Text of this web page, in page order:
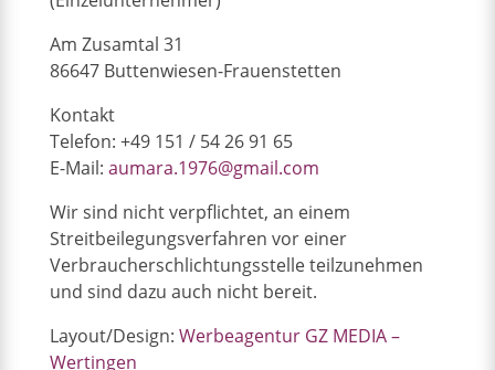
Am Zusamtal 31
86647 Buttenwiesen-Frauenstetten
Kontakt
Telefon: +49 151 / 54 26 91 65
E-Mail: aumara.1976@gmail.com
Wir sind nicht verpflichtet, an einem
Streitbeilegungsverfahren vor einer
Verbraucherschlichtungsstelle teilzunehmen
und sind dazu auch nicht bereit.
Layout/Design: Werbeagentur GZ MEDIA –
Wertingen